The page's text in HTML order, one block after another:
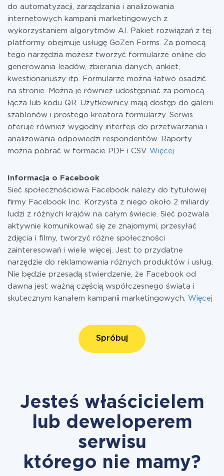
do automatyzacji, zarządzania i analizowania
internetowych kampanii marketingowych z
wykorzystaniem algorytmów AI. Pakiet rozwiązań z tej
platformy obejmuje usługę GoZen Forms. Za pomocą
tego narzędzia możesz tworzyć formularze online do
generowania leadów, zbierania danych, ankiet,
kwestionariuszy itp. Formularze można łatwo osadzić
na stronie. Można je również udostępniać za pomocą
łącza lub kodu QR. Użytkownicy mają dostęp do galerii
szablonów i prostego kreatora formularzy. Serwis
oferuje również wygodny interfejs do przetwarzania i
analizowania odpowiedzi respondentów. Raporty
można pobrać w formacie PDF i CSV. Więcej
Informacja o Facebook
Sieć społecznościowa Facebook należy do tytułowej
firmy Facebook Inc. Korzysta z niego około 2 miliardy
ludzi z różnych krajów na całym świecie. Sieć pozwala
aktywnie komunikować się ze znajomymi, przesyłać
zdjęcia i filmy, tworzyć różne społeczności
zainteresowań i wiele więcej. Jest to przydatne
narzędzie do reklamowania różnych produktów i usług.
Nie będzie przesadą stwierdzenie, że Facebook od
dawna jest ważną częścią współczesnego świata i
skutecznym kanałem kampanii marketingowych. Więcej
Spróbuj
Jesteś właścicielem
lub deweloperem
serwisu
którego nie mamy?